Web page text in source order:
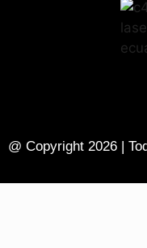
@ Copyright 2026 |